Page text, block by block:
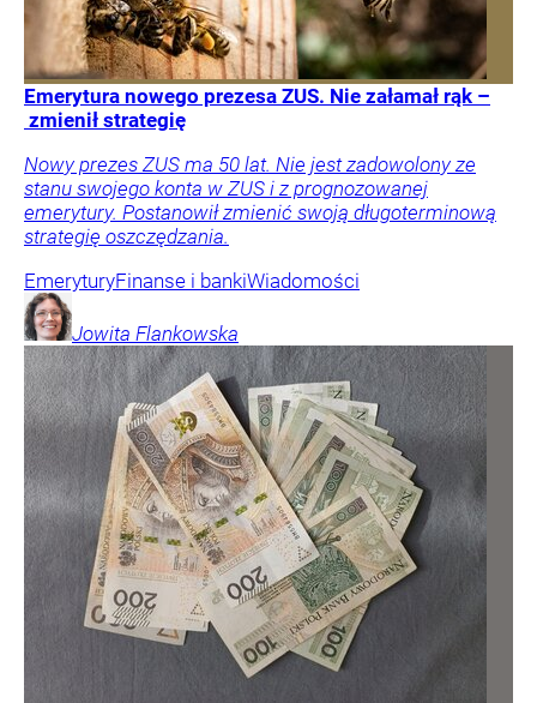
Emerytura nowego prezesa ZUS. Nie załamał rąk –
zmienił strategię
Nowy prezes ZUS ma 50 lat. Nie jest zadowolony ze
stanu swojego konta w ZUS i z prognozowanej
emerytury. Postanowił zmienić swoją długoterminową
strategię oszczędzania.
EmeryturyFinanse i bankiWiadomości
Jowita Flankowska